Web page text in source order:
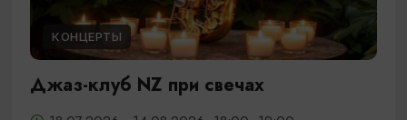
КОНЦЕРТЫ
Джаз-клуб NZ при свечах